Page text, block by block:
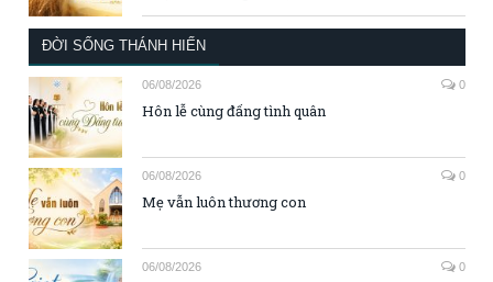
ĐỜI SỐNG THÁNH HIẾN
06/08/2026 0
Hôn lễ cùng đấng tình quân
06/08/2026 0
Mẹ vẫn luôn thương con
06/08/2026 0